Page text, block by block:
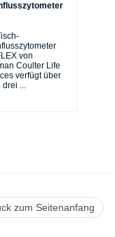
von
Coulter Life
verfügt über
drei ...
zum Seitenanfang